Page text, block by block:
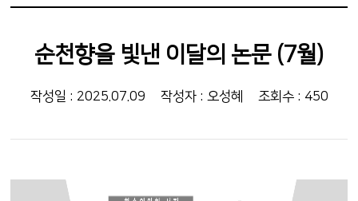
순천향을 빛낸 이달의 논문 (7월)
작성일 : 2025.07.09 작성자 : 오성혜 조회수 : 450